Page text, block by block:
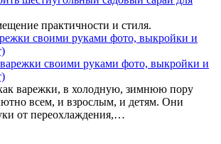
практичности и стиля.
своими руками фото, выкройки и
варежки, в холодную, зимнюю пору
всем, и взрослым, и детям. Они
от переохлаждения,…